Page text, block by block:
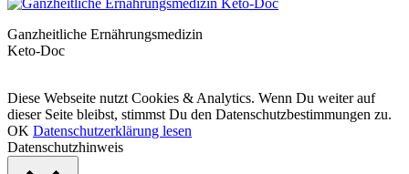
Ganzheitliche Ernährungsmedizin
Keto-Doc
Diese Webseite nutzt Cookies & Analytics. Wenn Du weiter auf
dieser Seite bleibst, stimmst Du den Datenschutzbestimmungen zu.
OK Datenschutzerklärung lesen
Datenschutzhinweis